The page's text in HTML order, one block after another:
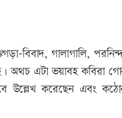
বিবাদ, গালাগালি,
অথচ এটা ভয়াবহ কবিরা
উল্লেখ করেছেন এবং